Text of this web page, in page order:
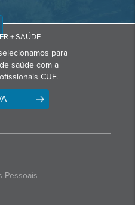
+ SAÚDE
para
saúde com a
CUF.
Pessoais